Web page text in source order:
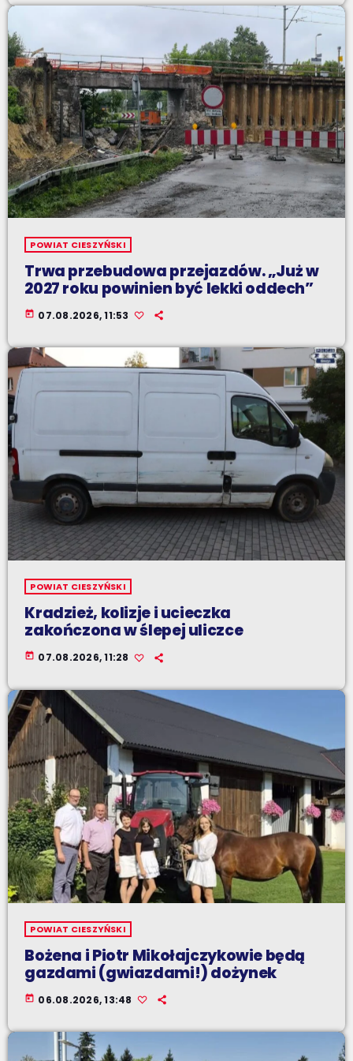
POWIAT CIESZYŃSKI
Trwa przebudowa przejazdów. „Już w
2027 roku powinien być lekki oddech”
today 07.08.2026, 11:53
POWIAT CIESZYŃSKI
Kradzież, kolizje i ucieczka
zakończona w ślepej uliczce
today 07.08.2026, 11:28
POWIAT CIESZYŃSKI
Bożena i Piotr Mikołajczykowie będą
gazdami (gwiazdami!) dożynek
today 06.08.2026, 13:48